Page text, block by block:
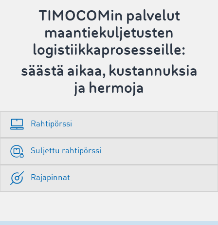
TIMOCOMin palvelut
maantiekuljetusten
logistiikkaprosesseille:
säästä aikaa, kustannuksia
ja hermoja
Rahtipörssi
Suljettu rahtipörssi
Rajapinnat